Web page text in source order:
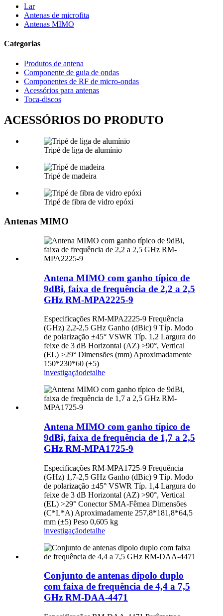
Lar
Antenas de microfita
Antenas MIMO
Categorias
Produtos de antena
Componente de guia de ondas
Componentes de RF de micro-ondas
Acessórios para antenas
Toca-discos
ACESSÓRIOS DO PRODUTO
Tripé de liga de alumínio
Tripé de madeira
Tripé de fibra de vidro epóxi
Antenas MIMO
Antena MIMO com ganho típico de
9dBi, faixa de frequência de 2,2 a 2,5
GHz RM-MPA2225-9
Especificações RM-MPA2225-9 Frequência
(GHz) 2,2-2,5 GHz Ganho (dBic) 9 Típ. Modo
de polarização ±45° VSWR Típ. 1,2 Largura do
feixe de 3 dB Horizontal (AZ) >90°, Vertical
(EL) >29° Dimensões (mm) Aproximadamente
150*230*60 (±5)
investigaçãodetalhe
Antena MIMO com ganho típico de
9dBi, faixa de frequência de 1,7 a 2,5
GHz RM-MPA1725-9
Especificações RM-MPA1725-9 Frequência
(GHz) 1,7-2,5 GHz Ganho (dBic) 9 Típ. Modo
de polarização ±45° VSWR Típ. 1,4 Largura do
feixe de 3 dB Horizontal (AZ) >90°, Vertical
(EL) >29° Conector SMA-Fêmea Dimensões
(C*L*A) Aproximadamente 257,8*181,8*64,5
mm (±5) Peso 0,605 kg
investigaçãodetalhe
Conjunto de antenas dipolo duplo
com faixa de frequência de 4,4 a 7,5
GHz RM-DAA-4471